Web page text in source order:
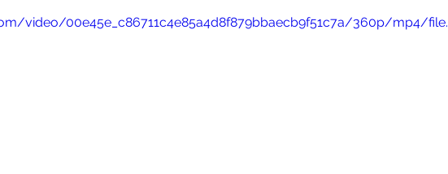
video/00e45e_c86711c4e85a4d8f879bbaecb9f51c7a/360p/mp4/file.